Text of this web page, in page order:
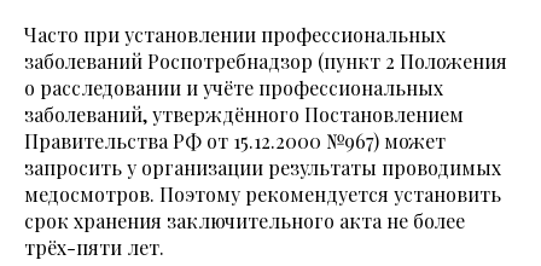
Часто при установлении профессиональных
заболеваний Роспотребнадзор (пункт 2 Положения
о расследовании и учёте профессиональных
заболеваний, утверждённого Постановлением
Правительства РФ от 15.12.2000 №967) может
запросить у организации результаты проводимых
медосмотров. Поэтому рекомендуется установить
срок хранения заключительного акта не более
трёх-пяти лет.